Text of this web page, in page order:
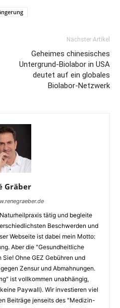
Nächster Artikel
Geheimes chinesisches
Untergrund-Biolabor in USA
deutet auf ein globales
Biolabor-Netzwerk
Gräber
tätig und begleite
Beschwerden und
Webseite ist dabei mein Motto:
Aber die "Gesundheitliche
Ohne GEZ Gebühren und
Zensur und Abmahnungen.
ist vollkommen unabhängig,
Paywall). Wir investieren viel
Beiträge jenseits des "Medizin-